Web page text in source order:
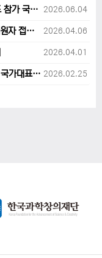
[필독] 2027년 제38회 국제생물올림피아드 참가 국가대표 1차후보자 선발고사 범위 및 일정 안내 2026.06.04
[필독] 2027년 38회 IBO 참가 국가대표 지원자 접수 마감 및 원격교육 관련 공지사항 안내입니다. 2026.04.06
2026.04.01
2027년 제38회 국제생물올림피아드(IBO) 국가대표 후보자 지원 안내 2026.02.25